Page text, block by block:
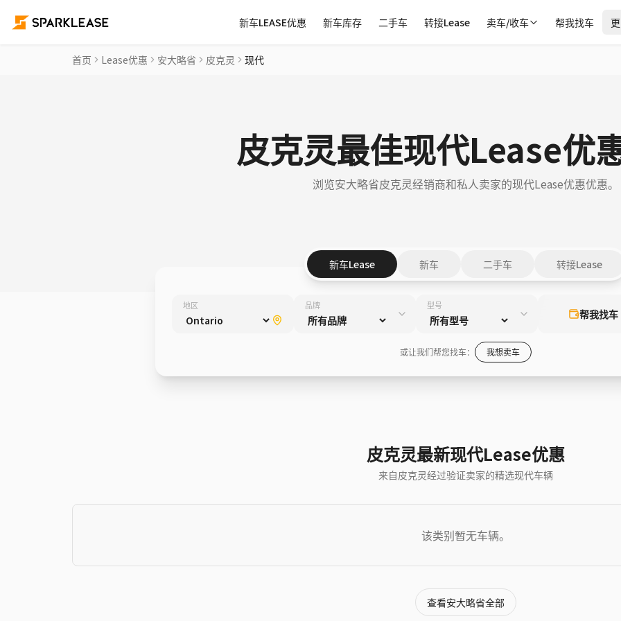
新车LEASE优惠 新车库存 二手车 转接Lease 卖车/收车 帮我找车
首页 Lease优惠 安大略省 皮克灵 现代
皮克灵最佳现代Lease优
浏览安大略省皮克灵经销商和私人卖家的现代Lease优惠优惠。
新车Lease 新车 二手车 转接Lease
地区 品牌 型号
帮我找车
或让我们帮您找车： 我想卖车
皮克灵最新现代Lease优惠
来自皮克灵经过验证卖家的精选现代车辆
该类别暂无车辆。
查看安大略省全部